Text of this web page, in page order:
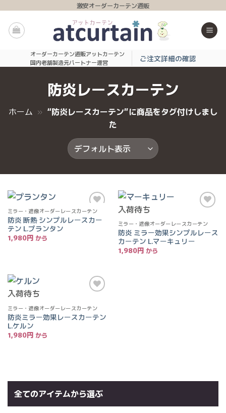
content
激安オーダーカーテン通販
オーダーカーテン通販アットカーテン
国内老舗製造元パートナー運営
ご注文詳細の確認
防炎レースカーテン
ホーム » “防炎レースカーテン”に商品をタグ付けしまし
た
お気
に入
ミラー・遮像オーダーレースカーテン
防炎 断熱 シンプルレースカー
テン L.プランタン
1,980円
に入
りに
追加
入荷待ち
ミラー・遮像オーダーレースカーテン
防炎 ミラー効果シンプルレース
カーテン L.マーキュリー
1,980円
に入
りに
追加
入荷待ち
ミラー・遮像オーダーレースカーテン
防炎ミラー効果レースカーテン
L.ケルン
1,980円
全てのアイテムから選ぶ